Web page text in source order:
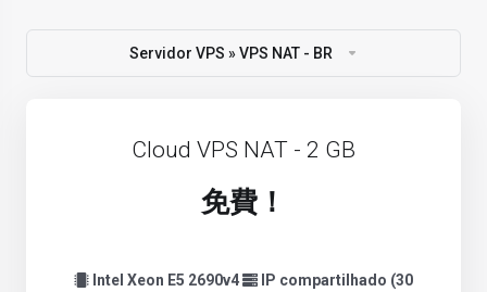
Servidor VPS » VPS NAT - BR
Cloud VPS NAT - 2 GB
免費！
Intel Xeon E5 2690v4 IP compartilhado (30